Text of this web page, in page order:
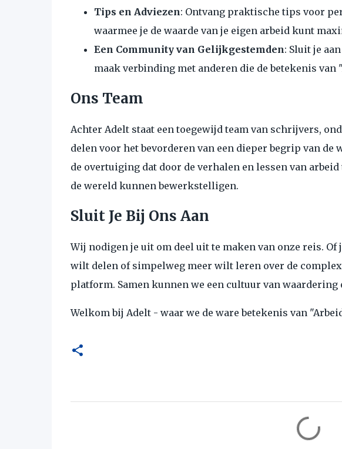
Tips en Adviezen: Ontvang praktische tips voor
waarmee je de waarde van je eigen arbeid kunt
Een Community van Gelijkgestemden: Sluit je
maak verbinding met anderen die de betekenis van
Ons Team
Achter Adelt staat een toegewijd team van schrijvers,
delen voor het bevorderen van een dieper begrip van de
de overtuiging dat door de verhalen en lessen van
de wereld kunnen bewerkstelligen.
Sluit Je Bij Ons Aan
Wij nodigen je uit om deel uit te maken van onze reis.
wilt delen of simpelweg meer wilt leren over de
platform. Samen kunnen we een cultuur van
Welkom bij Adelt - waar we de ware betekenis van